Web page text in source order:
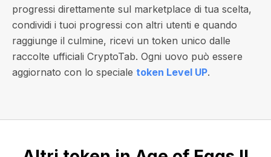
progressi direttamente sul marketplace di tua scelta,
condividi i tuoi progressi con altri utenti e quando
raggiunge il culmine, ricevi un token unico dalle
raccolte ufficiali CryptoTab. Ogni uovo può essere
aggiornato con lo speciale token Level UP.